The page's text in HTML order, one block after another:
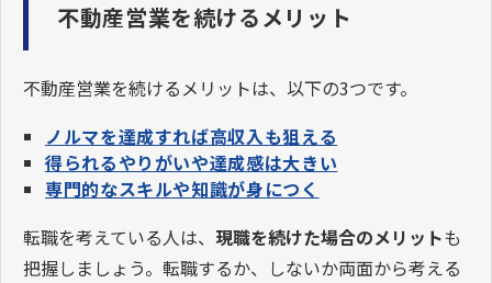
不動産営業を続けるメリット
不動産営業を続けるメリットは、以下の3つです。
ノルマを達成すれば高収入も狙える
得られるやりがいや達成感は大きい
専門的なスキルや知識が身につく
転職を考えている人は、 現職を続けた場合のメリットも
把握しましょう。転職するか、しないか両面から考える